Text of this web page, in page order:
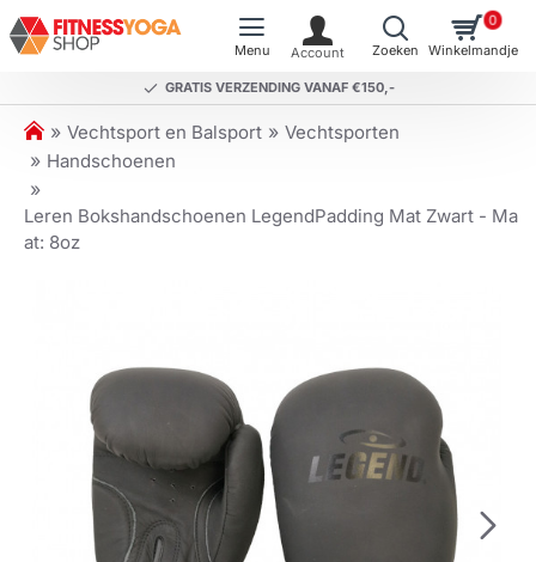
GRATIS VERZENDING VANAF €150,-
0
h
o
e
Vechtsport en Balsport
Vechtsporten
Handschoenen
Leren Bokshandschoenen LegendPadding Mat Zwart - Ma
at: 8oz